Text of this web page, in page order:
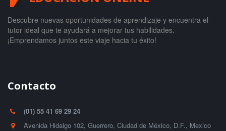
Descubre nuevas oportunidades de aprendizaje y encuentra el
tutor ideal que te ayudará a mejorar tus habilidades.
¡Emprendamos juntos este viaje hacia tu éxito!
Contacto
(01) 55 41 69 29 24
Avenida Hidalgo 102, Guerrero, Ciudad de México, D.F., Mexico